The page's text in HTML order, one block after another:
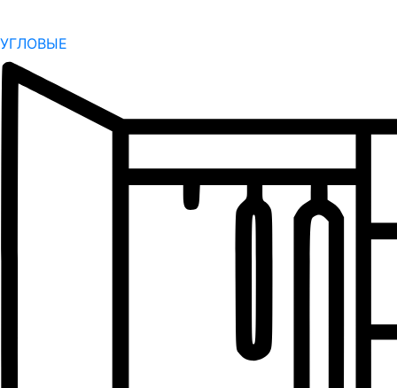
УГЛОВЫЕ